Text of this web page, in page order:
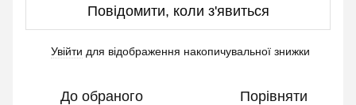
Повідомити, коли з'явиться
Увійти для відображення накопичувальної знижки
До обраного Порівняти